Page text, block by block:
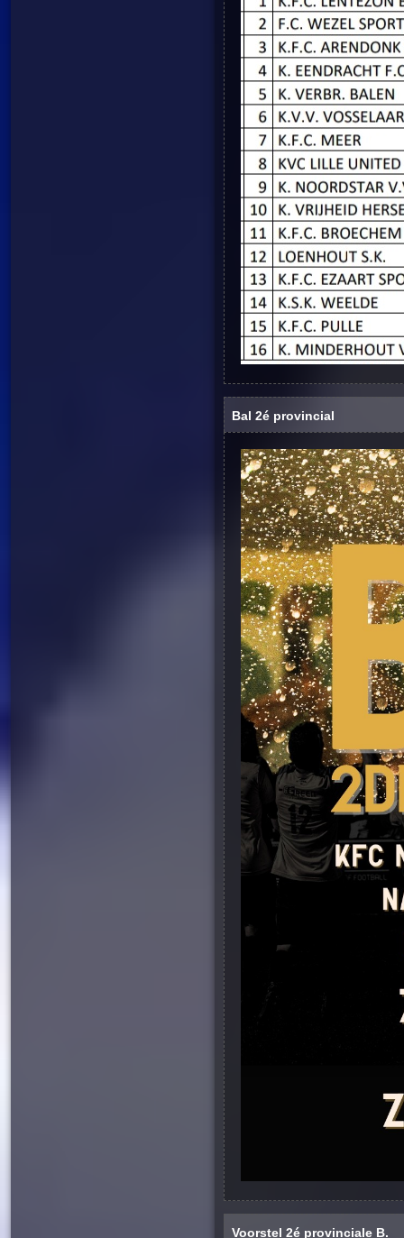
Bal 2é provincial
Voorstel 2é provinciale B.